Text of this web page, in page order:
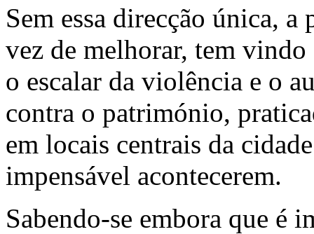
Sem essa direcção única, a
vez de melhorar, tem vindo
o escalar da violência e o
contra o património,
em locais centrais da
impensável acontecerem.
Sabendo-se embora que é